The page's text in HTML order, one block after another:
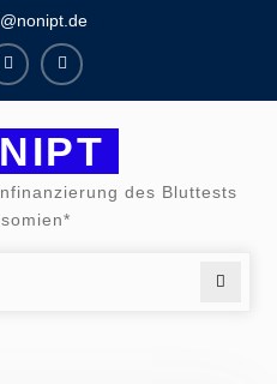
Instagram
Twitter
des Bluttests